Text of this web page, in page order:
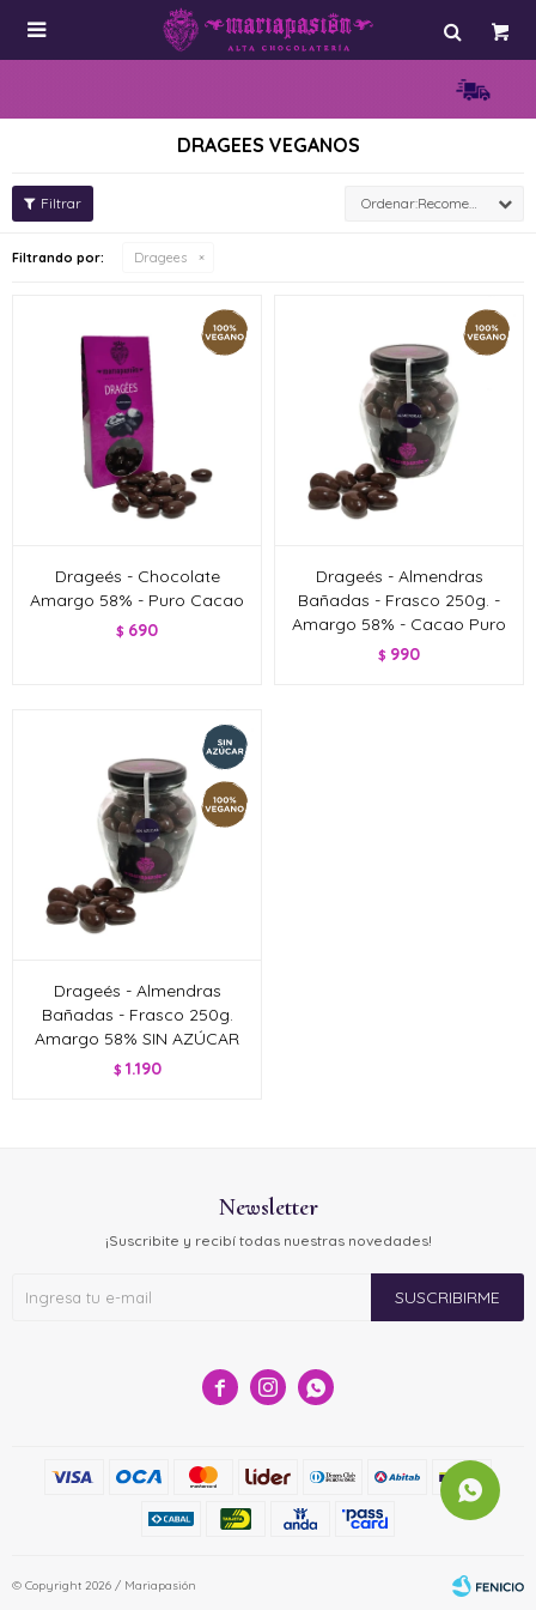

DRAGEES VEGANOS
Recomendados
Filtrando por: Dragees
Drageés - Chocolate
Amargo 58% - Puro Cacao
$ 690
Drageés - Almendras
Bañadas - Frasco 250g. -
Amargo 58% - Cacao Puro
$ 990
Drageés - Almendras
Bañadas - Frasco 250g.
Amargo 58% SIN AZÚCAR
$ 1.190
  
Newsletter
¡Suscribite y recibí todas nuestras novedades!
SUSCRIBIRME
© Copyright 2026 / Mariapasión